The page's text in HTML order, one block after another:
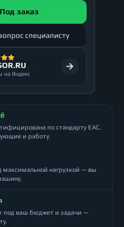
Под заказ
специалисту
на Яндекс
по стандарту ЕАС.
и работу.
нагрузкой — вы
под ваш бюджет и задачи —